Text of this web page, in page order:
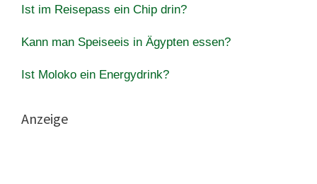
Ist im Reisepass ein Chip drin?
Kann man Speiseeis in Ägypten essen?
Ist Moloko ein Energydrink?
Anzeige